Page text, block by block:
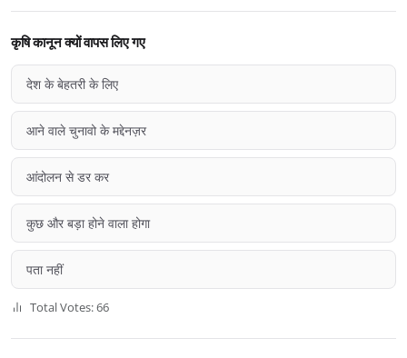
कृषि कानून क्यों वापस लिए गए
देश के बेहतरी के लिए
आने वाले चुनावो के मद्देनज़र
आंदोलन से डर कर
कुछ और बड़ा होने वाला होगा
पता नहीं
Total Votes: 66